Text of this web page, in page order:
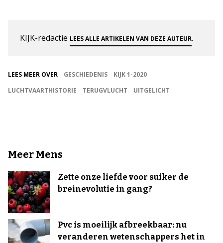
KIJK-redactie LEES ALLE ARTIKELEN VAN DEZE AUTEUR.
LEES MEER OVER GESCHIEDENIS
KIJK 1-2020
LUCHTVAARTHISTORIE
TERUGVLUCHT UITGELICHT
Meer Mens
Zette onze liefde voor suiker de
breinevolutie in gang?
Pvc is moeilijk afbreekbaar: nu
veranderen wetenschappers het in